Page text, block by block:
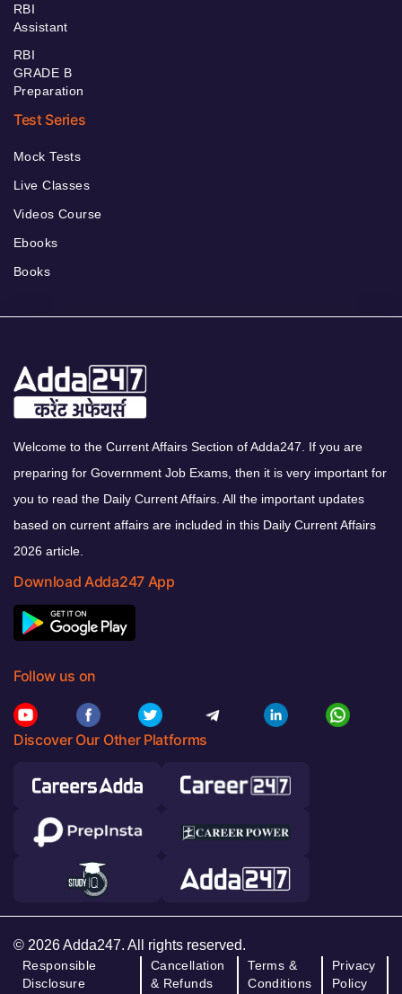
RBI
Assistant
RBI
GRADE B
Preparation
Test Series
Mock Tests
Live Classes
Videos Course
Ebooks
Books
Welcome to the Current Affairs Section of Adda247. If you are
preparing for Government Job Exams, then it is very important for
you to read the Daily Current Affairs. All the important updates
based on current affairs are included in this Daily Current Affairs
2026 article.
Download Adda247 App
Follow us on
Discover Our Other Platforms
© 2026 Adda247. All rights reserved.
Responsible
Disclosure
Cancellation
& Refunds
Terms &
Conditions
Privacy
Policy